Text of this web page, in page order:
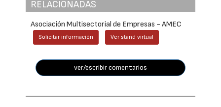
RELACIONADAS
Asociación Multisectorial de Empresas - AMEC
Solicitar información Ver stand virtual
ver/escribir comentarios